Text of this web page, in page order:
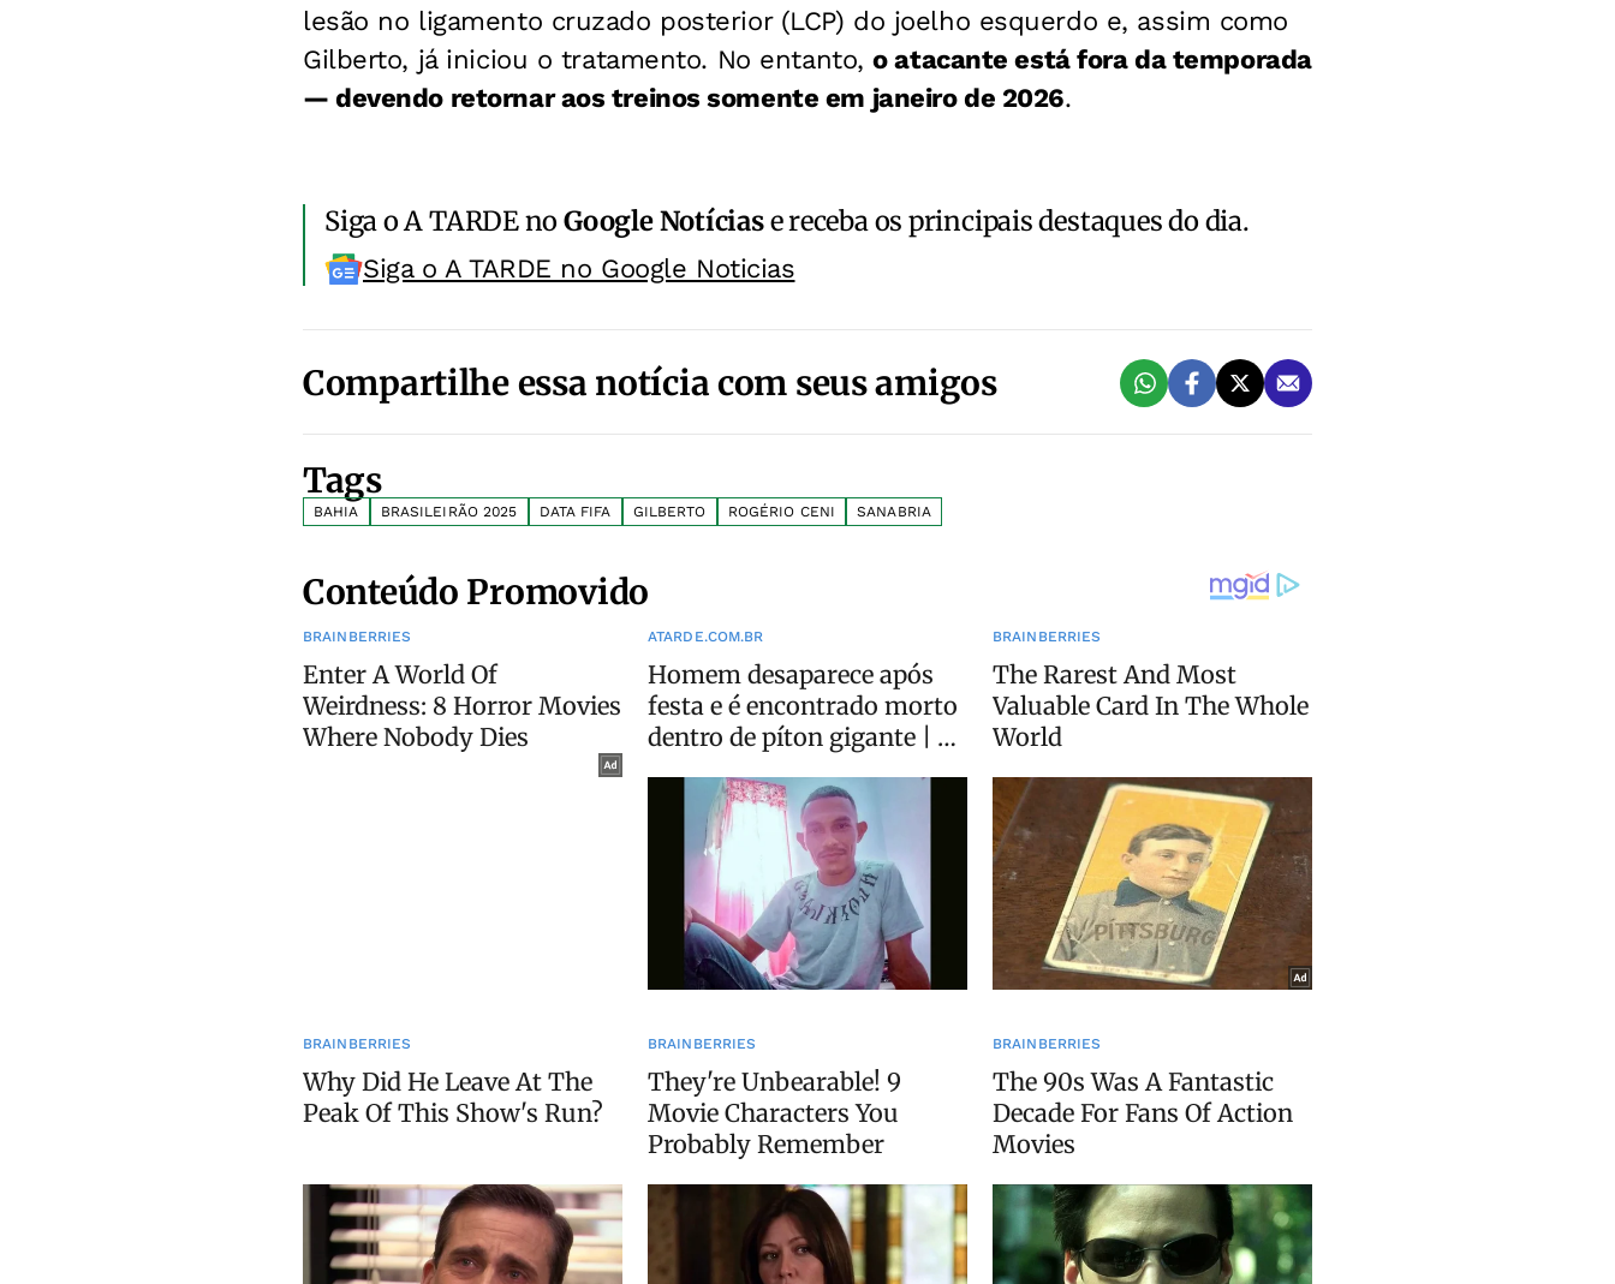
lesão no ligamento cruzado posterior (LCP) do joelho esquerdo e, assim como
Gilberto, já iniciou o tratamento. No entanto,o atacante está fora da temporada
— devendo retornar aos treinos somente em janeiro de 2026.
Siga o A TARDE noGoogle Notíciase receba os principais destaques do dia.
Siga o A TARDE no Google Noticias
Compartilhe essa notícia com seus amigos
Tags
BAHIA BRASILEIRÃO 2025 DATA FIFA GILBERTO ROGÉRIO CENI SANABRIA